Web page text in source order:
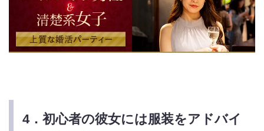
4．初心者の彼女には服装をアドバイ